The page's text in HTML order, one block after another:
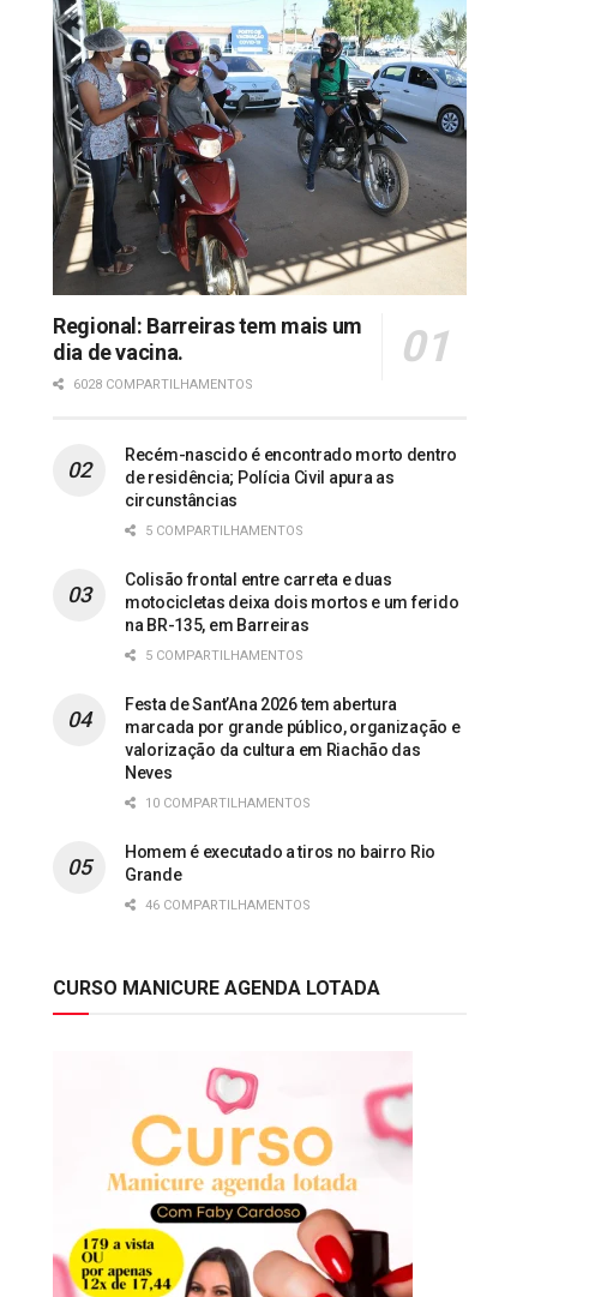
Regional: Barreiras tem mais um
dia de vacina.
6028 COMPARTILHAMENTOS
Recém-nascido é encontrado morto dentro
de residência; Polícia Civil apura as
circunstâncias
5 COMPARTILHAMENTOS
Colisão frontal entre carreta e duas
motocicletas deixa dois mortos e um ferido
na BR-135, em Barreiras
5 COMPARTILHAMENTOS
Festa de Sant’Ana 2026 tem abertura
marcada por grande público, organização e
valorização da cultura em Riachão das
Neves
10 COMPARTILHAMENTOS
Homem é executado a tiros no bairro Rio
Grande
46 COMPARTILHAMENTOS
CURSO MANICURE AGENDA LOTADA